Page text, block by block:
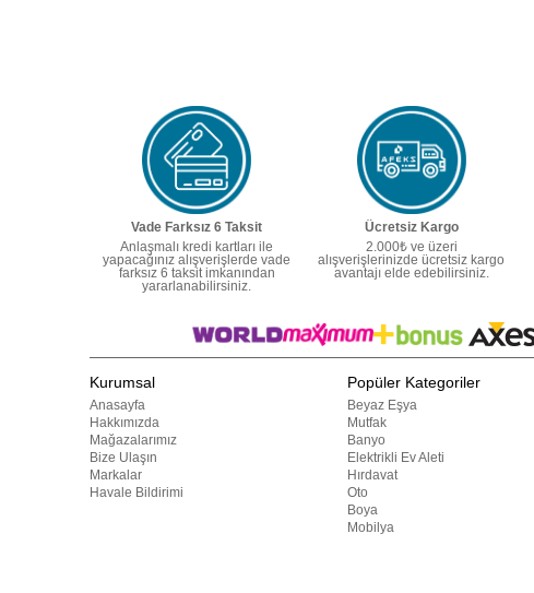
Vade Farksız 6 Taksit
Anlaşmalı kredi kartları ile
yapacağınız alışverişlerde vade
farksız 6 taksit imkanından
yararlanabilirsiniz.
Ücretsiz Kargo
2.000₺ ve üzeri
alışverişlerinizde ücretsiz kargo
avantajı elde edebilirsiniz.
Kurumsal
Anasayfa
Hakkımızda
Mağazalarımız
Bize Ulaşın
Markalar
Havale Bildirimi
Popüler Kategoriler
Beyaz Eşya
Mutfak
Banyo
Elektrikli Ev Aleti
Hırdavat
Oto
Boya
Mobilya